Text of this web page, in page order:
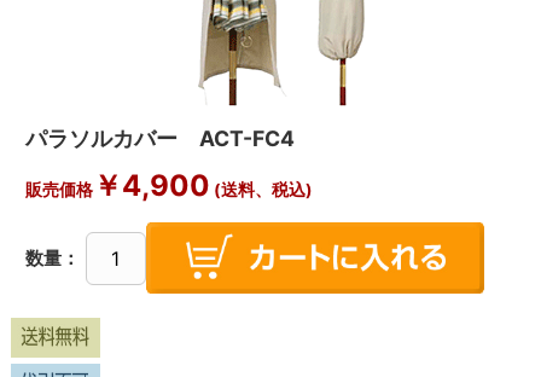
パラソルカバー ACT-FC4
販売価格￥4,900 (送料、税込)
数量：